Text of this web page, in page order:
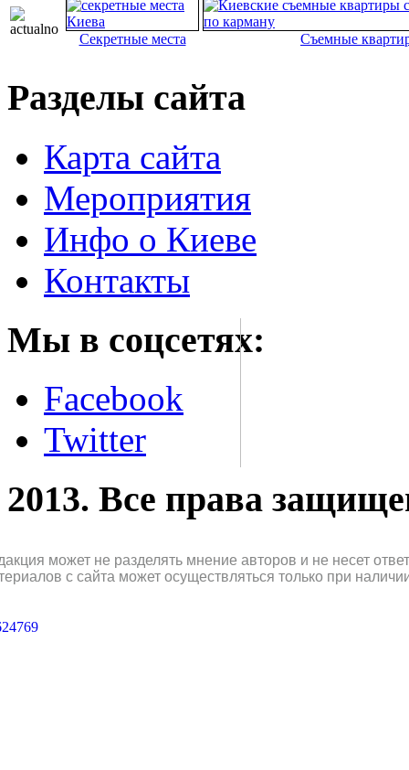
Секретные места Съемные
Разделы сайта
Карта сайта
Мероприятия
Инфо о Киеве
Контакты
Мы в соцсетях:
Facebook
Twitter
2013. Все права
может не разделять мнение авторов и не несет
с сайта может осуществляться только при